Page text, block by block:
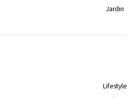
Jardin
Lifestyle